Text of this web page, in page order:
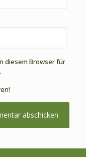
diesem Browser für